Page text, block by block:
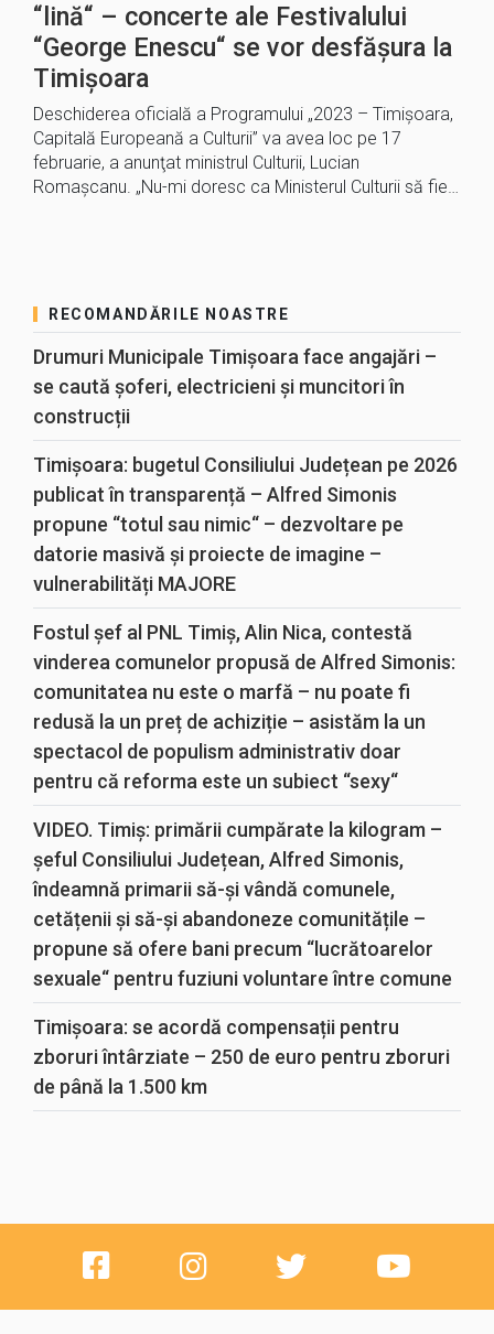
“lină“ – concerte ale Festivalului
“George Enescu“ se vor desfăşura la
Timişoara
Deschiderea oficială a Programului „2023 – Timişoara,
Capitală Europeană a Culturii” va avea loc pe 17
februarie, a anunţat ministrul Culturii, Lucian
Romaşcanu. „Nu-mi doresc ca Ministerul Culturii să fie…
RECOMANDĂRILE NOASTRE
Drumuri Municipale Timișoara face angajări –
se caută șoferi, electricieni și muncitori în
construcții
Timișoara: bugetul Consiliului Județean pe 2026
publicat în transparență – Alfred Simonis
propune “totul sau nimic“ – dezvoltare pe
datorie masivă și proiecte de imagine –
vulnerabilități MAJORE
Fostul șef al PNL Timiș, Alin Nica, contestă
vinderea comunelor propusă de Alfred Simonis:
comunitatea nu este o marfă – nu poate fi
redusă la un preț de achiziție – asistăm la un
spectacol de populism administrativ doar
pentru că reforma este un subiect “sexy“
VIDEO. Timiș: primării cumpărate la kilogram –
șeful Consiliului Județean, Alfred Simonis,
îndeamnă primarii să-și vândă comunele,
cetățenii și să-și abandoneze comunitățile –
propune să ofere bani precum “lucrătoarelor
sexuale“ pentru fuziuni voluntare între comune
Timișoara: se acordă compensații pentru
zboruri întârziate – 250 de euro pentru zboruri
de până la 1.500 km